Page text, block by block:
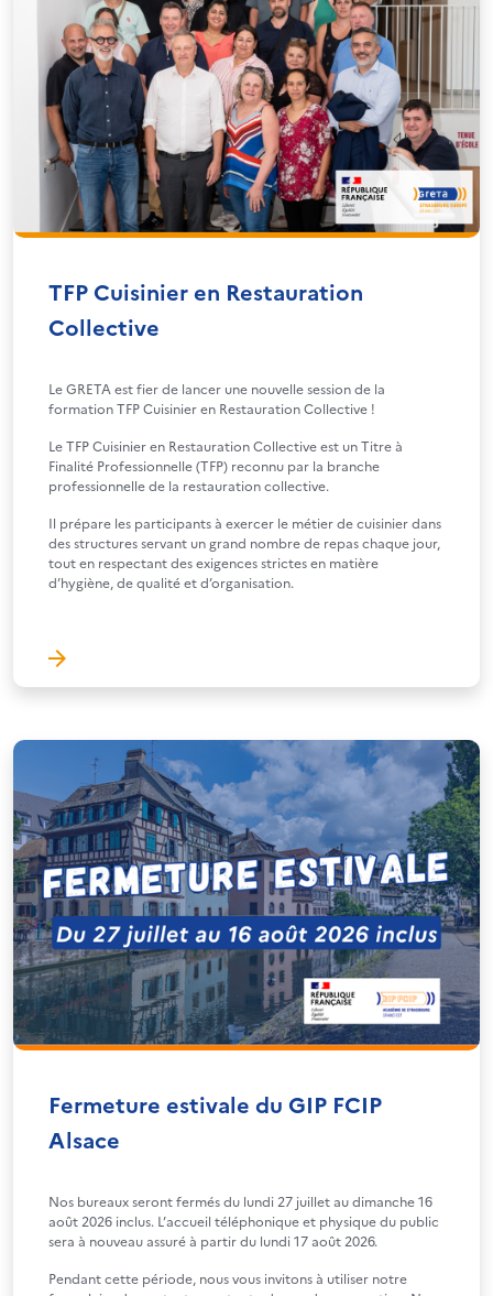
TFP Cuisinier en Restauration
Collective
Le GRETA est fier de lancer une nouvelle session de la
formation TFP Cuisinier en Restauration Collective !
Le TFP Cuisinier en Restauration Collective est un Titre à
Finalité Professionnelle (TFP) reconnu par la branche
professionnelle de la restauration collective.
Il prépare les participants à exercer le métier de cuisinier dans
des structures servant un grand nombre de repas chaque jour,
tout en respectant des exigences strictes en matière
d’hygiène, de qualité et d’organisation.
Fermeture estivale du GIP FCIP
Alsace
Nos bureaux seront fermés du lundi 27 juillet au dimanche 16
août 2026 inclus. L’accueil téléphonique et physique du public
sera à nouveau assuré à partir du lundi 17 août 2026.
Pendant cette période, nous vous invitons à utiliser notre